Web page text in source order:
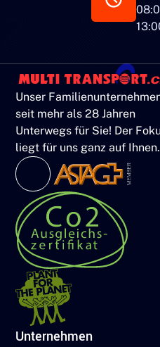
Unser
seit mehr als 28 Jahren
Unterwegs für Sie! Der
liegt für uns ganz auf Ihnen.
Unternehmen